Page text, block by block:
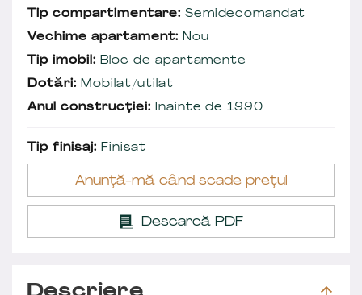
Tip compartimentare: Semidecomandat
Vechime apartament: Nou
Tip imobil: Bloc de apartamente
Dotări: Mobilat/utilat
Anul construcției: Inainte de 1990
Tip finisaj: Finisat
Anunță-mă când scade prețul
Descarcă PDF